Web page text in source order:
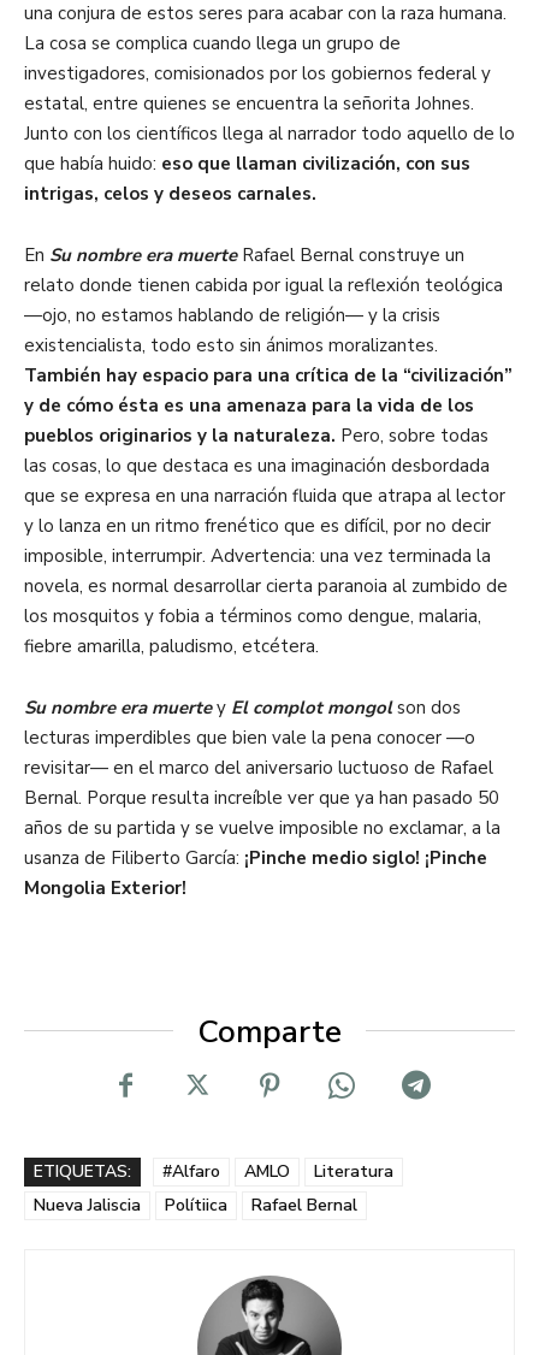
una conjura de estos seres para acabar con la raza humana.
La cosa se complica cuando llega un grupo de
investigadores, comisionados por los gobiernos federal y
estatal, entre quienes se encuentra la señorita Johnes.
Junto con los científicos llega al narrador todo aquello de lo
que había huido: eso que llaman civilización, con sus
intrigas, celos y deseos carnales.
En Su nombre era muerteRafael Bernal construye un
relato donde tienen cabida por igual la reflexión teológica
—ojo, no estamos hablando de religión— y la crisis
existencialista, todo esto sin ánimos moralizantes.
También hay espacio para una crítica de la “civilización”
y de cómo ésta es una amenaza para la vida de los
pueblos originarios y la naturaleza. Pero, sobre todas
las cosas, lo que destaca es una imaginación desbordada
que se expresa en una narración fluida que atrapa al lector
y lo lanza en un ritmo frenético que es difícil, por no decir
imposible, interrumpir. Advertencia: una vez terminada la
novela, es normal desarrollar cierta paranoia al zumbido de
los mosquitos y fobia a términos como dengue, malaria,
fiebre amarilla, paludismo, etcétera.
Su nombre era muertey El complot mongolson dos
lecturas imperdibles que bien vale la pena conocer —o
revisitar— en el marco del aniversario luctuoso de Rafael
Bernal. Porque resulta increíble ver que ya han pasado 50
años de su partida y se vuelve imposible no exclamar, a la
usanza de Filiberto García: ¡Pinche medio siglo! ¡Pinche
Mongolia Exterior!
Comparte
ETIQUETAS: #Alfaro AMLO
Literatura
Nueva Jaliscia
Polítiica Rafael Bernal